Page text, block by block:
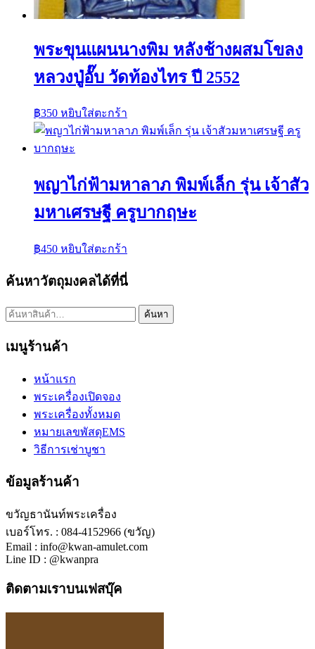
พระขุนแผนนางพิม หลังช้างผสมโขลง
หลวงปู่อั๊บ วัดท้องไทร ปี 2552
฿350 หยิบใส่ตะกร้า
พญาไก่ฟ้ามหาลาภ พิมพ์เล็ก รุ่น เจ้าสัว
มหาเศรษฐี ครูบากฤษะ
฿450 หยิบใส่ตะกร้า
ค้นหาวัตถุมงคลได้ที่นี่
ค้นหา: ค้นหา
เมนูร้านค้า
หน้าแรก
พระเครื่องเปิดจอง
พระเครื่องทั้งหมด
หมายเลขพัสดุEMS
วิธีการเช่าบูชา
ข้อมูลร้านค้า
ขวัญธานันท์พระเครื่อง
เบอร์โทร. : 084-4152966 (ขวัญ)
Email : info@kwan-amulet.com
Line ID : @kwanpra
ติดตามเราบนเฟสบุ๊ค